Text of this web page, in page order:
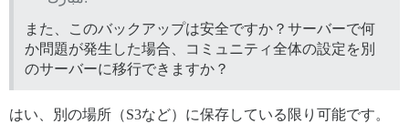
また、このバックアップは安全ですか？サーバーで何
か問題が発生した場合、コミュニティ全体の設定を別
のサーバーに移行できますか？
はい、別の場所（S3など）に保存している限り可能です。